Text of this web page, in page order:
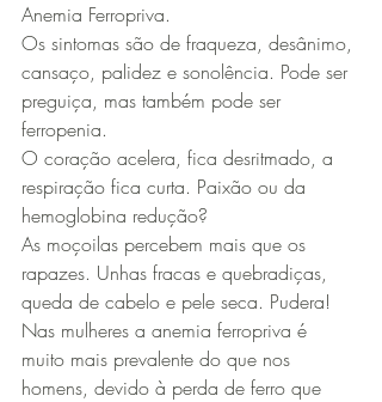
Anemia Ferropriva.
Os sintomas são de fraqueza, desânimo,
cansaço, palidez e sonolência. Pode ser
preguiça, mas também pode ser
ferropenia.
O coração acelera, fica desritmado, a
respiração fica curta. Paixão ou da
hemoglobina redução?
As moçoilas percebem mais que os
rapazes. Unhas fracas e quebradiças,
queda de cabelo e pele seca. Pudera!
Nas mulheres a anemia ferropriva é
muito mais prevalente do que nos
homens, devido à perda de ferro que